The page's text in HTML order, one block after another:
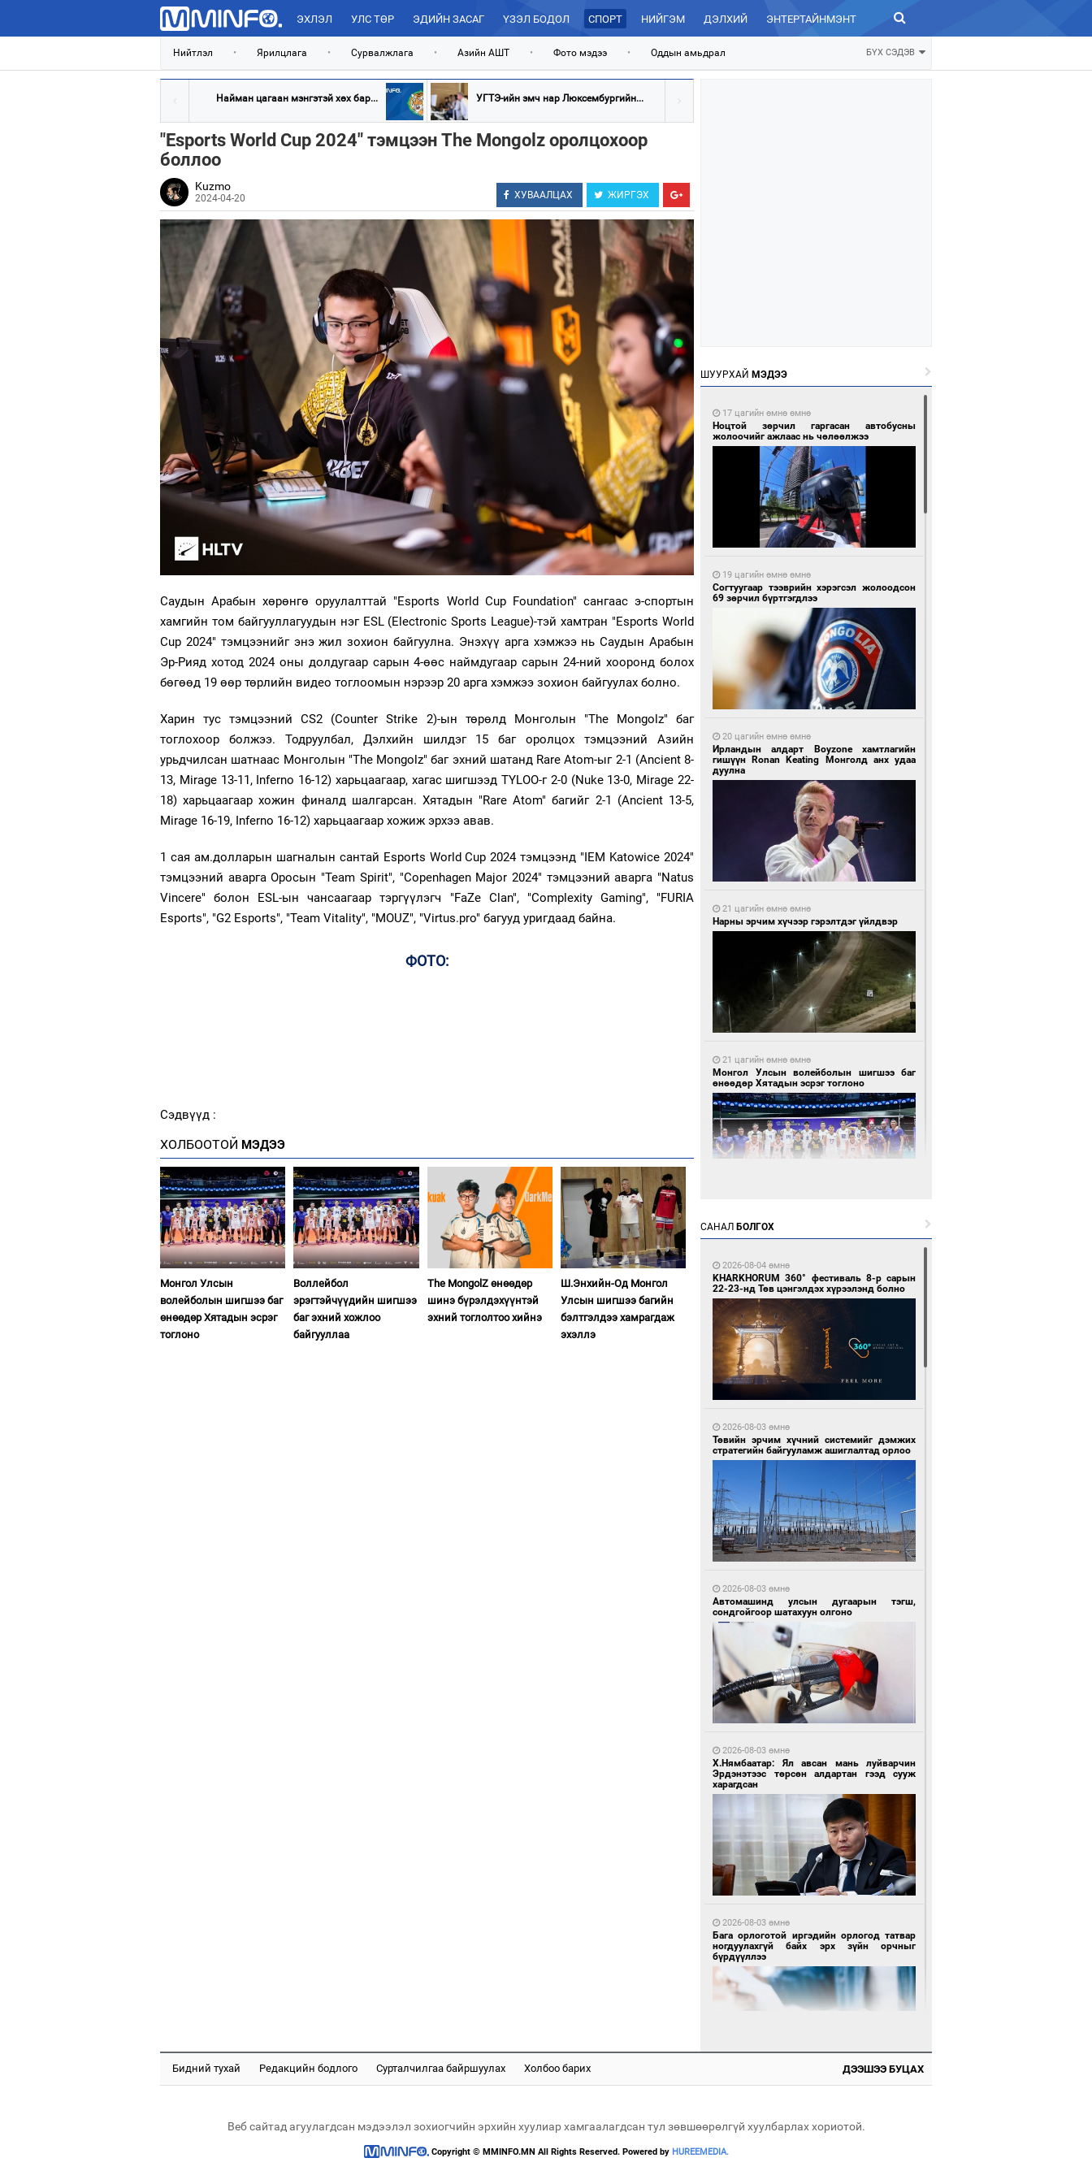
ЭХЛЭЛ УЛС ТӨР ЭДИЙН ЗАСАГ ҮЗЭЛ БОДОЛ СПОРТ НИЙГЭМ ДЭЛХИЙ ЭНТЕРТАЙНМЭНТ ЗУРХАЙ
Нийтлэл • Ярилцлага • Сурвалжлага • Азийн АШТ • Фото мэдээ • Оддын амьдрал БҮХ СЭДЭВ
Найман цагаан мэнгэтэй хөх бар... УГТЭ-ийн эмч нар Люксембургийн...
"Esports World Cup 2024" тэмцээн The Mongolz оролцохоор
боллоо
Kuzmo
2024-04-20 ХУВААЛЦАХ ЖИРГЭХ
Саудын Арабын хөрөнгө оруулалттай "Esports World Cup Foundation" сангаас э-спортын
хамгийн том байгууллагуудын нэг ESL (Electronic Sports League)-тэй хамтран "Esports World
Cup 2024" тэмцээнийг энэ жил зохион байгуулна. Энэхүү арга хэмжээ нь Саудын Арабын
Эр-Рияд хотод 2024 оны долдугаар сарын 4-өөс наймдугаар сарын 24-ний хооронд болох
бөгөөд 19 өөр төрлийн видео тоглоомын нэрээр 20 арга хэмжээ зохион байгуулах болно.
Харин тус тэмцээний CS2 (Counter Strike 2)-ын төрөлд Монголын "The Mongolz" баг
тоглохоор болжээ. Тодруулбал, Дэлхийн шилдэг 15 баг оролцох тэмцээний Азийн
урьдчилсан шатнаас Монголын "The Mongolz" баг эхний шатанд Rare Atom-ыг 2-1 (Ancient 8-
13, Mirage 13-11, Inferno 16-12) харьцаагаар, хагас шигшээд TYLOO-г 2-0 (Nuke 13-0, Mirage 22-
18) харьцаагаар хожин финалд шалгарсан. Хятадын "Rare Atom" багийг 2-1 (Ancient 13-5,
Mirage 16-19, Inferno 16-12) харьцаагаар хожиж эрхээ авав.
1 сая ам.долларын шагналын сантай Esports World Cup 2024 тэмцээнд "IEM Katowice 2024"
тэмцээний аварга Оросын "Team Spirit", "Copenhagen Major 2024" тэмцээний аварга "Natus
Vincere" болон ESL-ын чансаагаар тэргүүлэгч "FaZe Clan", "Complexity Gaming", "FURIA
Esports", "G2 Esports", "Team Vitality", "MOUZ", "Virtus.pro" багууд уригдаад байна.
ФОТО:
Сэдвүүд :
ХОЛБООТОЙ МЭДЭЭ
Монгол Улсын
волейболын шигшээ баг
өнөөдөр Хятадын эсрэг
тоглоно
Воллейбол
эрэгтэйчүүдийн шигшээ
баг эхний хожлоо
байгууллаа
The MongolZ өнөөдөр
шинэ бүрэлдэхүүнтэй
эхний тоглолтоо хийнэ
Ш.Энхийн-Од Монгол
Улсын шигшээ багийн
бэлтгэлдээ хамрагдаж
эхэллэ
ШУУРХАЙ МЭДЭЭ
17 цагийн өмнө өмнө
Ноцтой зөрчил гаргасан автобусны
жолоочийг ажлаас нь чөлөөлжээ
19 цагийн өмнө өмнө
Согтуугаар тээврийн хэрэгсэл жолоодсон
69 зөрчил бүртгэгдлээ
20 цагийн өмнө өмнө
Ирландын алдарт Boyzone хамтлагийн
гишүүн Ronan Keating Монголд анх удаа
дуулна
21 цагийн өмнө өмнө
Нарны эрчим хүчээр гэрэлтдэг үйлдвэр
21 цагийн өмнө өмнө
Монгол Улсын волейболын шигшээ баг
өнөөдөр Хятадын эсрэг тоглоно
21 цагийн өмнө өмнө
21 цагийн өмнө өмнө
21 цагийн өмнө өмнө
1 өдрийн өмнө өмнө
Бүх төрлийн шатахууны импортыг шуурхай
МИАТ ТӨХК “Боинг” компанитай хамтын
САНАЛ БОЛГОХ
2026-08-04 өмнө
KHARKHORUM 360° фестиваль 8-р сарын
22-23-нд Төв цэнгэлдэх хүрээлэнд болно
2026-08-03 өмнө
Төвийн эрчим хүчний системийг дэмжих
стратегийн байгууламж ашиглалтад орлоо
2026-08-03 өмнө
Автомашинд улсын дугаарын тэгш,
сондгойгоор шатахуун олгоно
2026-08-03 өмнө
Х.Нямбаатар: Ял авсан мань луйварчин
Эрдэнэтээс төрсөн алдартан гээд сууж
харагдсан
2026-08-03 өмнө
Бага орлоготой иргэдийн орлогод татвар
ногдуулахгүй байх эрх зүйн орчныг
бүрдүүллээ
Бидний тухай Редакцийн бодлого Сурталчилгаа байршуулах Холбоо барих ДЭЭШЭЭ БУЦАХ
Веб сайтад агуулагдсан мэдээлэл зохиогчийн эрхийн хуулиар хамгаалагдсан тул зөвшөөрөлгүй хуулбарлах хориотой.
Copyright © MMINFO.MN All Rights Reserved. Powered by HUREEMEDIA.